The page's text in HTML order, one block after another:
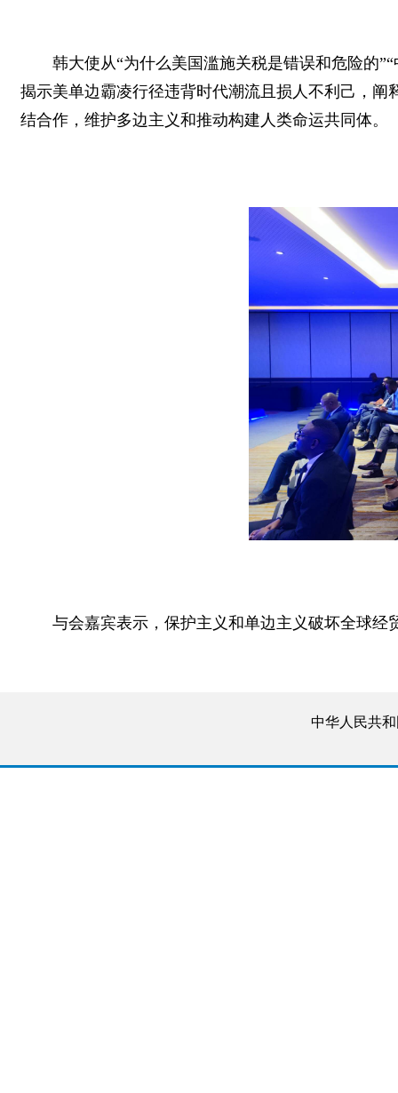
韩大使从“为什么美国滥施关税是错误和危险的
揭示美单边霸凌行径违背时代潮流且损人不利己，
结合作，维护多边主义和推动构建人类命运共同体。
与会嘉宾表示，保护主义和单边主义破坏全球经
中华人民共